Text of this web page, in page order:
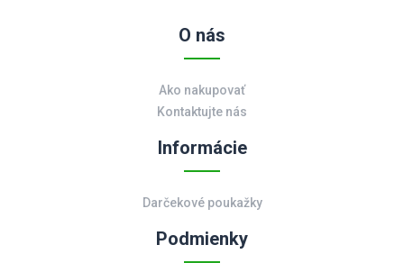
O nás
Ako nakupovať
Kontaktujte nás
Informácie
Darčekové poukažky
Podmienky